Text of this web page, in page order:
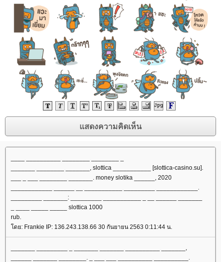
_______ ________ _______, slottica ___________ [slottica-casino.su].
___ _ ___ ________ _______. money slotika ______, 2020
____________ ______ __ ___________ _________ ____________.
_________ _______: _________ ___________ _ __ ______ _______
_ ____ _____ _____ slottica 1000
rub.
โดย: Frankie IP: 136.243.138.66 30 กันยายน 2563 0:11:44 น.
_______ _________ _ _______ _______ __________ _______,
______ _______ ________. _ ___ ___ __________ __________.